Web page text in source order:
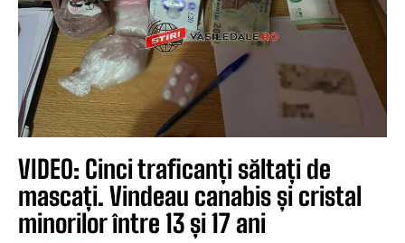
VIDEO: Cinci traficanți săltați de
mascați. Vindeau canabis și cristal
minorilor între 13 și 17 ani